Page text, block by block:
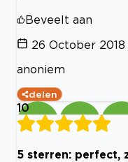
Beveelt aan
26 October 2018
anoniem
delen
10
5 sterren: perfect,